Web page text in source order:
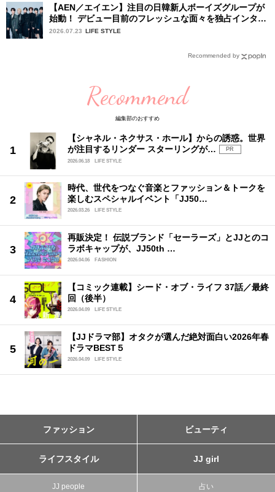
【AEN／エイエン】注目の日韓新人ボーイズグループが
始動！ デビュー目前のフレッシュな面々を独占インタビ
ュー。7人の魅力に迫ります♪
2026.07.23 LIFE STYLE
Recommended by
Recommend
編集部のおすすめ
【シャネル・ネクサス・ホール】からの誘惑。世界
が注目するリンダー スターリングが…
PR
2026.06.18
LIFE STYLE
時代、世代をつなぐ音楽とファッション＆トークを
楽しむスペシャルイベント「JJ50…
2026.03.26 LIFE STYLE
再販決定！ 伝説ブランド「セーラーズ」とJJとのコ
ラボキャップが、JJ50th …
2026.04.06 FASHION
【コミック連載】シード・オブ・ライフ 37話／最終
回（後半）
2026.04.09 LIFE STYLE
【JJドラマ部】オタクが選んだ絶対面白い2026年春
ドラマBEST５
2026.04.09 LIFE STYLE
ファッション ビューティ
ライフスタイル JJ girl
JJ people 占い